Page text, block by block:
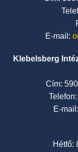
E-mail:
Klebelsberg
Cím:
E-mail:
Hétfő: